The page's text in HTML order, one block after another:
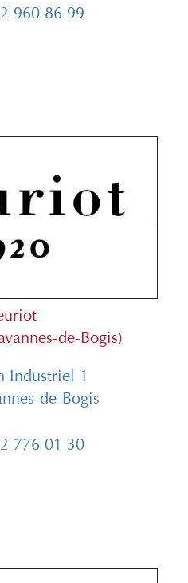
960 86 99
de-Bogis)
Industriel 1
de-Bogis
776 01 30